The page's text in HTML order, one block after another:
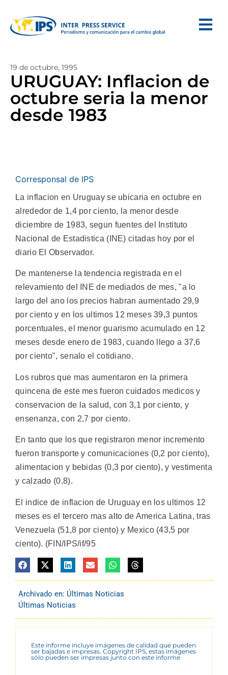
19 de octubre, 1995
URUGUAY: Inflacion de
octubre seria la menor
desde 1983
Corresponsal de IPS
La inflacion en Uruguay se ubicaria en octubre en
alrededor de 1,4 por ciento, la menor desde
diciembre de 1983, segun fuentes del Instituto
Nacional de Estadistica (INE) citadas hoy por el
diario El Observador.
De mantenerse la tendencia registrada en el
relevamiento del INE de mediados de mes, "a lo
largo del ano los precios habran aumentado 29,9
por ciento y en los ultimos 12 meses 39,3 puntos
porcentuales, el menor guarismo acumulado en 12
meses desde enero de 1983, cuando llego a 37,6
por ciento", senalo el cotidiano.
Los rubros que mas aumentaron en la primera
quincena de este mes fueron cuidados medicos y
conservacion de la salud, con 3,1 por ciento, y
ensenanza, con 2,7 por ciento.
En tanto que los que registraron menor incremento
fueron transporte y comunicaciones (0,2 por ciento),
alimentacion y bebidas (0,3 por ciento), y vestimenta
y calzado (0,8).
El indice de inflacion de Uruguay en los ultimos 12
meses es el tercero mas alto de America Latina, tras
Venezuela (51,8 por ciento) y Mexico (43,5 por
ciento). (FIN/IPS/if/95
Archivado en: Últimas Noticias
Últimas Noticias
Este informe incluye imágenes de calidad que pueden
ser bajadas e impresas. Copyright IPS, estas imágenes
sólo pueden ser impresas junto con este informe